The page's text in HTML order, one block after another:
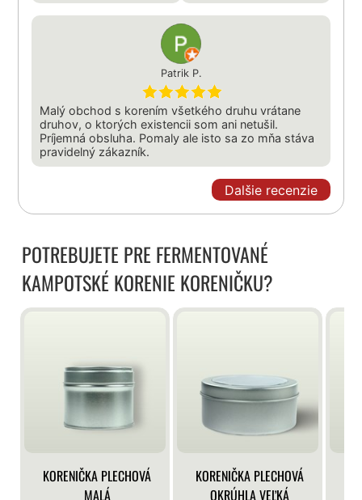
Patrik P.
Malý obchod s korením všetkého druhu vrátane
druhov, o ktorých existencii som ani netušil.
Príjemná obsluha. Pomaly ale isto sa zo mňa stáva
pravidelný zákazník.
Dalšie recenzie
POTREBUJETE PRE FERMENTOVANÉ
KAMPOTSKÉ KORENIE KORENIČKU?
KORENIČKA PLECHOVÁ
MALÁ
KORENIČKA PLECHOVÁ
OKRÚHLA VEĽKÁ